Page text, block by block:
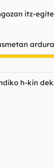
itz-
h-kin dek